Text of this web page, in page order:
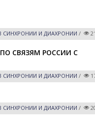
СИНХРОНИИ И ДИАХРОНИИ /
СВЯЗЯМ РОССИИ С
СИНХРОНИИ И ДИАХРОНИИ /
СИНХРОНИИ И ДИАХРОНИИ /